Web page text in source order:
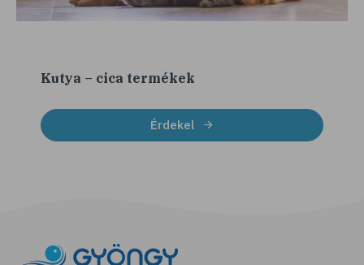
Kutya – cica termékek
Érdekel